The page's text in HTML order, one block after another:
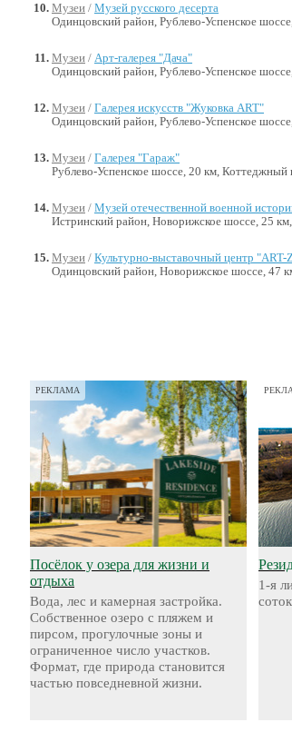
Музеи / Музей русского десерта
Одинцовский район, Рублево-Успенское
Музеи / Арт-галерея "Дача"
Одинцовский район, Рублево-Успенское
Музеи / Галерея искусств "Жуковка ART"
Одинцовский район, Рублево-Успенское
Музеи / Галерея "Гараж"
Рублево-Успенское шоссе, 20 км,
Музеи / Музей отечественной военной
Истринский район, Новорижское шоссе, 25
Музеи / Культурно-выставочный центр "ART-
Одинцовский район, Новорижское шоссе, 47
РЕКЛАМА
Посёлок у озера для жизни и
отдыха
Вода, лес и камерная застройка.
Собственное озеро с пляжем и
пирсом, прогулочные зоны и
ограниченное число участков.
Формат, где природа становится
частью повседневной жизни.
1-я